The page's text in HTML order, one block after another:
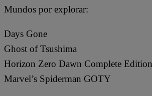
Mundos por explorar:
Days Gone
Ghost of Tsushima
Horizon Zero Dawn Complete Edition
Marvel’s Spiderman GOTY